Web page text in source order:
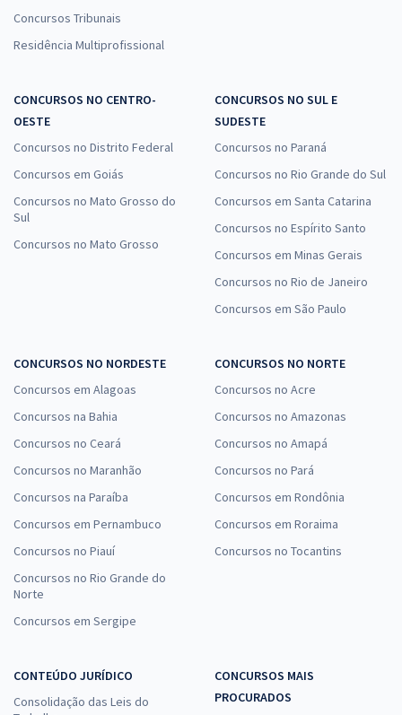
Concursos Tribunais
Residência Multiprofissional
CONCURSOS NO CENTRO-
OESTE
Concursos no Distrito Federal
Concursos em Goiás
Concursos no Mato Grosso do
Sul
Concursos no Mato Grosso
CONCURSOS NO SUL E
SUDESTE
Concursos no Paraná
Concursos no Rio Grande do Sul
Concursos em Santa Catarina
Concursos no Espírito Santo
Concursos em Minas Gerais
Concursos no Rio de Janeiro
Concursos em São Paulo
CONCURSOS NO NORDESTE
Concursos em Alagoas
Concursos na Bahia
Concursos no Ceará
Concursos no Maranhão
Concursos na Paraíba
Concursos em Pernambuco
Concursos no Piauí
Concursos no Rio Grande do
Norte
Concursos em Sergipe
CONCURSOS NO NORTE
Concursos no Acre
Concursos no Amazonas
Concursos no Amapá
Concursos no Pará
Concursos em Rondônia
Concursos em Roraima
Concursos no Tocantins
CONTEÚDO JURÍDICO
Consolidação das Leis do
CONCURSOS MAIS
PROCURADOS